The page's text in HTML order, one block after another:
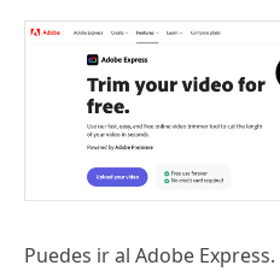
Puedes ir al Adobe Express.